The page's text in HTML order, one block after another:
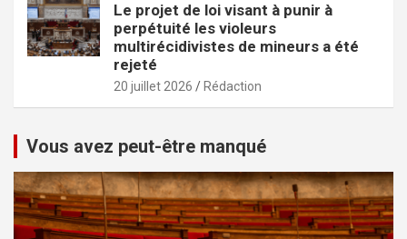
Le projet de loi visant à punir à
perpétuité les violeurs
multirécidivistes de mineurs a été
rejeté
20 juillet 2026 Rédaction
Vous avez peut-être manqué